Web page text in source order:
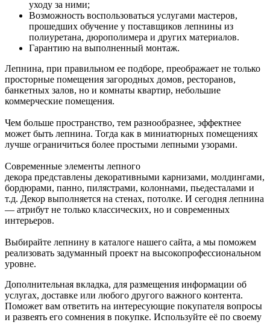
уходу за ними;
Возможность воспользоваться услугами мастеров,
прошедших обучение у поставщиков лепнины из
полиуретана, дюрополимера и других материалов.
Гарантию на выполненный монтаж.
Лепнина, при правильном ее подборе, преображает не только
просторные помещения загородных домов, ресторанов,
банкетных залов, но и комнаты квартир, небольшие
коммерческие помещения.
Чем больше пространство, тем разнообразнее, эффектнее
может быть лепнина. Тогда как в миниатюрных помещениях
лучше ограничиться более простыми лепными узорами.
Современные элементы лепного
декора представлены декоративными карнизами, молдингами,
бордюрами, панно, пилястрами, колоннами, пьедесталами и
т.д. Декор выполняется на стенах, потолке. И сегодня лепнина
— атрибут не только классических, но и современных
интерьеров.
Выбирайте лепнину в каталоге нашего сайта, а мы поможем
реализовать задуманный проект на высокопрофессиональном
уровне.
Дополнительная вкладка, для размещения информации об
услугах, доставке или любого другого важного контента.
Поможет вам ответить на интересующие покупателя вопросы
и развеять его сомнения в покупке. Используйте её по своему